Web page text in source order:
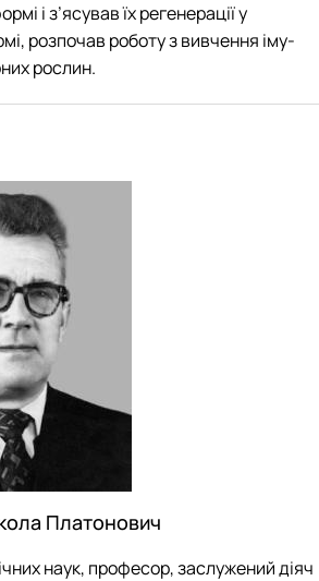
і з’ясував їх регенерації у
розпочав роботу з вивчення іму­
рослин.
Платонович
наук, професор, заслужений діяч